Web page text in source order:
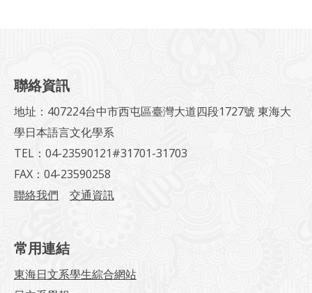
聯絡資訊
地址：407224台中市西屯區臺灣大道四段1727號 東海大
學日本語言文化學系
TEL：04-23590121#31701-31703
FAX：04-23590258
聯絡我們
交通資訊
常用連結
東海日文系學生綜合網站